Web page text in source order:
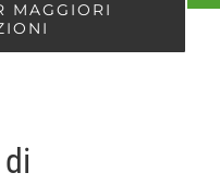
MAGGIORI